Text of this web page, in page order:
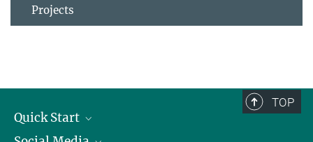
Projects
TOP
Quick Start